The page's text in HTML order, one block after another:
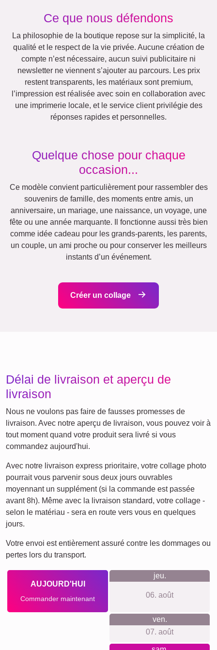
Chats
Affiche de définition
XXL
Deuil pour animaux de
compagnie
Ce que nous défendons
La philosophie de la boutique repose sur la simplicité, la
qualité et le respect de la vie privée. Aucune création de
newsletter ne viennent s’ajouter au parcours. Les prix
restent transparents, les matériaux sont premium,
une imprimerie locale, et le service client privilégie des
réponses rapides et personnelles.
Quelque chose pour chaque
occasion...